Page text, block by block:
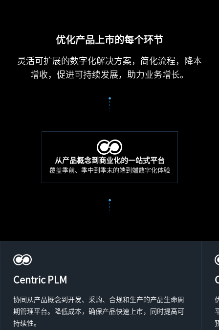
优化产品上市的每个环节
灵活可扩展的数字化解决方案，简化流程，降本
增收，促进可持续发展，助力业务增长。
从产品概念到商业化的一站式平台
覆盖季前、季中到季末的端到端数字化体验
Centric PLM
协同从产品概念到开发、采购、合规和生产的产品生命周
期管理平台。降低成本，确保产品快速上市，同时提高可
持续性。